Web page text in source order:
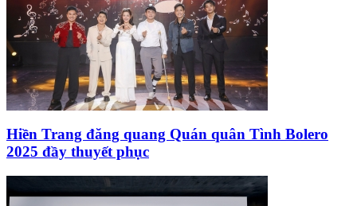
Hiền Trang đăng quang Quán quân Tình Bolero
2025 đầy thuyết phục